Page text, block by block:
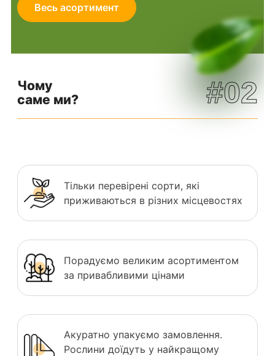
Весь асортимент
Чому
саме ми?
#02
Тільки перевірені сорти, які
приживаються в різних місцевостях
Порадуємо великим асортиментом
за привабливими цінами
Акуратно упакуємо замовлення.
Рослини доїдуть у найкращому